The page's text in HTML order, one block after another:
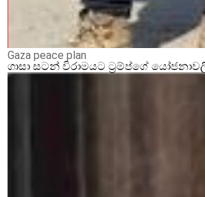
Gaza peace plan
ගාසා සටන් විරාමයට ට්‍රම්ප්ගේ